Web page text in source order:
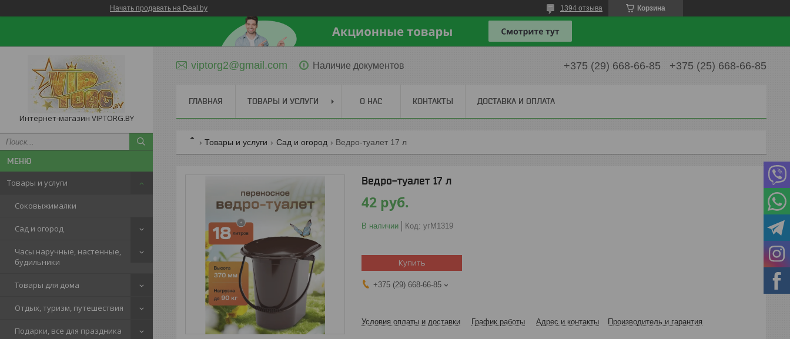
Начать продавать на Deal.by Корзина
1394 отзыва
Интернет-магазин VIPTORG.BY
Товары и услуги
Соковыжималки
Сад и огород
Часы наручные, настенные,
будильники
Товары для дома
Отдых, туризм, путешествия
Подарки, все для праздника
viptorg2@gmail.com Наличие документов +375 (29) 668-66-85 +375 (25) 668-66-85
ГЛАВНАЯ ТОВАРЫ И УСЛУГИ О НАС КОНТАКТЫ ДОСТАВКА И ОПЛАТА
Товары и услуги Сад и огород Ведро-туалет 17 л
Ведро-туалет 17 л
42 руб.
В наличии Код: угМ1319
Купить
+375 (29) 668-66-85
Условия оплаты и доставки График работы Адрес и контакты Производитель и гарантия